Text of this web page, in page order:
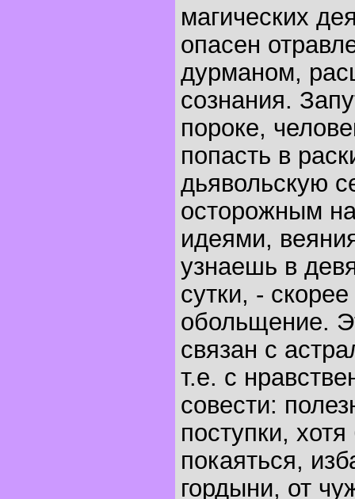
магических
опасен
дурманом,
сознания.
пороке,
попасть в
дьявольскую
осторожным
идеями,
узнаешь в
сутки, -
обольщение.
связан с
т.е. с
совести:
поступки,
покаяться,
гордыни, от